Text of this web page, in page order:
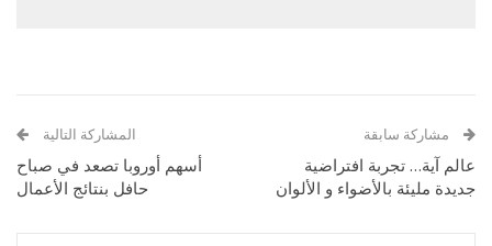
مشاركة سابقة
عالم آية… تجربة افتراضية
جديدة مليئة بالأضواء و الألوان
المشاركة التالية
أسهم أوروبا تصعد في صباح
حافل بنتائج الأعمال